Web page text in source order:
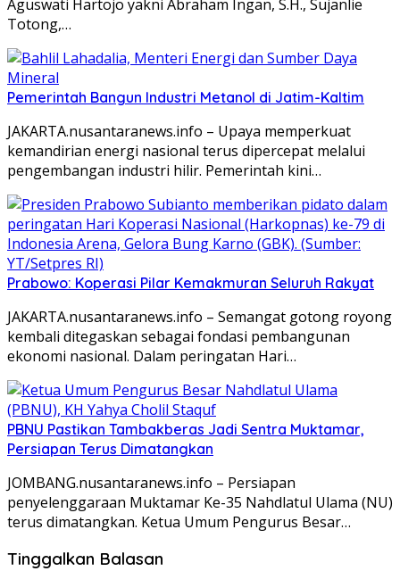
Aguswati Hartojo yakni Abraham Ingan, S.H., Sujanlie
Totong,…
Pemerintah Bangun Industri Metanol di Jatim-Kaltim
JAKARTA.nusantaranews.info – Upaya memperkuat
kemandirian energi nasional terus dipercepat melalui
pengembangan industri hilir. Pemerintah kini…
Prabowo: Koperasi Pilar Kemakmuran Seluruh Rakyat
JAKARTA.nusantaranews.info – Semangat gotong royong
kembali ditegaskan sebagai fondasi pembangunan
ekonomi nasional. Dalam peringatan Hari…
PBNU Pastikan Tambakberas Jadi Sentra Muktamar,
Persiapan Terus Dimatangkan
JOMBANG.nusantaranews.info – Persiapan
penyelenggaraan Muktamar Ke-35 Nahdlatul Ulama (NU)
terus dimatangkan. Ketua Umum Pengurus Besar…
Tinggalkan Balasan